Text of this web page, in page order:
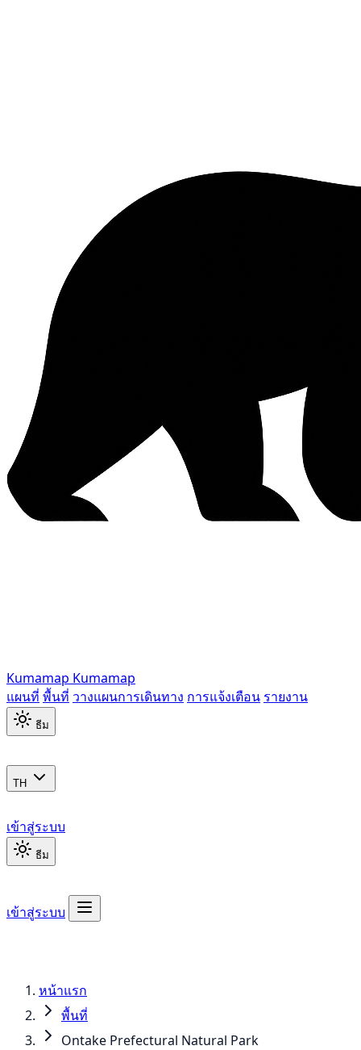
Kumamap Kumamap
แผนที่ พื้นที่ วางแผนการเดินทาง การแจ้งเตือน รายงาน
ธีม
TH
เข้าสู่ระบบ
ธีม
เข้าสู่ระบบ
หน้าแรก
พื้นที่
Ontake Prefectural Natural Park